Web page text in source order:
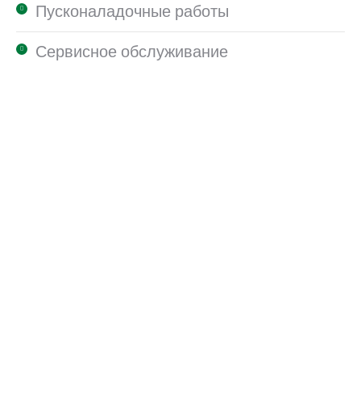
Пусконаладочные работы
Сервисное обслуживание